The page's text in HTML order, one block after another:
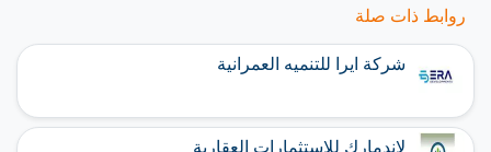
روابط ذات صلة
شركة ايرا للتنميه العمرانية
لاندمارك للاستثمارات العقارية